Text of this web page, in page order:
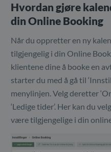
Hvordan gjøre
din Online Booking
Når du oppretter en ny
tilgjengelig i din Online
klientene dine å booke en
starter du med å gå til
menylinjen. Velg deretter
‘Ledige tider’. Her kan du
være tilgjengelige i din